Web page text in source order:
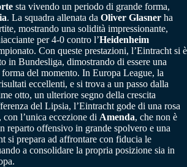
sta vivendo un periodo di grande forma,
. La squadra allenata da Oliver Glasner ha
mostrando una solidità impressionante,
per 4-0 contro l’Heidenheim
Con queste prestazioni, l’Eintracht si è
in Bundesliga, dimostrando di essere una
del momento. In Europa League, la
eccellenti, e si trova a un passo dalla
otto, un ulteriore segno della crescita
del Lipsia, l’Eintracht gode di una rosa
l’unica eccezione di Amenda, che non è
reparto offensivo in grande spolvero e una
si prepara ad affrontare con fiducia le
a consolidare la propria posizione sia in